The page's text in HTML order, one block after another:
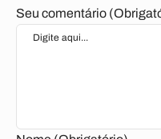
Seu comentário